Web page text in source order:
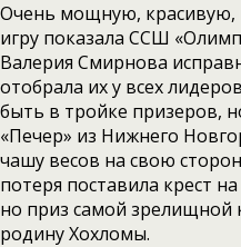
Очень мощную,
игру показала ССШ
Валерия Смирнова
отобрала их у всех
быть в тройке призеров,
«Печер» из Нижнего
чашу весов на свою
потеря поставила крест
но приз самой зрелищной
родину Хохломы.